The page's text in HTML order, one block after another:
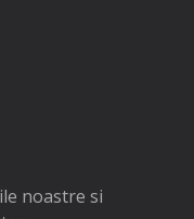
noastre si